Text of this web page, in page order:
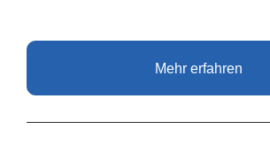
Mehr erfahren